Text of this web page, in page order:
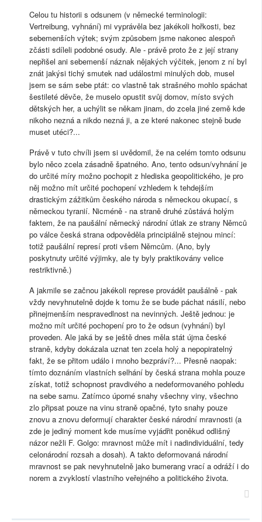
Celou tu historii s odsunem (v německé terminologii:
Vertreibung, vyhnání) mi vyprávěla bez jakékoli hořkosti, bez
sebemenších výtek; svým způsobem jsme nakonec alespoň
zčásti sdíleli podobné osudy. Ale - právě proto že z její strany
nepřišel ani sebemenší náznak nějakých výčitek, jenom z ní byl
znát jakýsi tichý smutek nad událostmi minulých dob, musel
jsem se sám sebe ptát: co vlastně tak strašného mohlo spáchat
šestileté děvče, že muselo opustit svůj domov, místo svých
dětských her, a uchýlit se někam jinam, do zcela jiné země kde
nikoho nezná a nikdo nezná ji, a ze které nakonec stejně bude
muset utéci?...
Právě v tuto chvíli jsem si uvědomil, že na celém tomto odsunu
bylo něco zcela zásadně špatného. Ano, tento odsun/vyhnání je
do určité míry možno pochopit z hlediska geopolitického, je pro
něj možno mít určité pochopení vzhledem k tehdejším
drastickým zážitkům českého národa s německou okupací, s
německou tyranií. Nicméně - na straně druhé zůstává holým
faktem, že na paušální německý národní útlak ze strany Němců
po válce česká strana odpověděla principiálně stejnou mincí:
totiž paušální represí proti všem Němcům. (Ano, byly
poskytnuty určité výjimky, ale ty byly praktikovány velice
restriktivně.)
A jakmile se začnou jakékoli represe provádět paušálně - pak
vždy nevyhnutelně dojde k tomu že se bude páchat násilí, nebo
přinejmenším nespravedlnost na nevinných. Ještě jednou: je
možno mít určité pochopení pro to že odsun (vyhnání) byl
proveden. Ale jaká by se ještě dnes měla stát újma české
straně, kdyby dokázala uznat ten zcela holý a nepopiratelný
fakt, že se přitom událo i mnoho bezpráví?... Přesně naopak:
tímto doznáním vlastních selhání by česká strana mohla pouze
získat, totiž schopnost pravdivého a nedeformovaného pohledu
na sebe samu. Zatímco úporné snahy všechny viny, všechno
zlo připsat pouze na vinu straně opačné, tyto snahy pouze
znovu a znovu deformují charakter české národní mravnosti (a
zde je jediný moment kde musíme vyjádřit poněkud odlišný
názor nežli F. Golgo: mravnost může mít i nadindividuální, tedy
celonárodní rozsah a dosah). A takto deformovaná národní
mravnost se pak nevyhnutelně jako bumerang vrací a odráží i do
norem a zvyklostí vlastního veřejného a politického života.